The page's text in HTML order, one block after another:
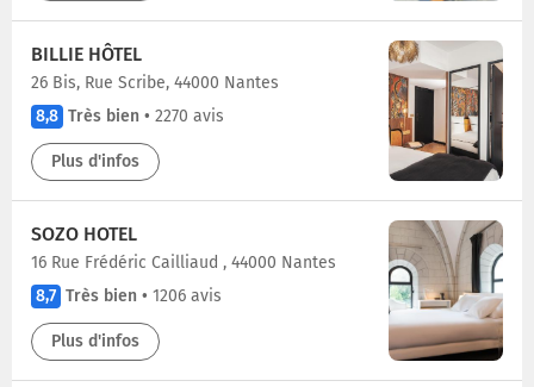
BILLIE HÔTEL
26 Bis, Rue Scribe, 44000 Nantes
8,8 Très bien • 2270 avis
Plus d'infos
SOZO HOTEL
16 Rue Frédéric Cailliaud , 44000 Nantes
8,7 Très bien • 1206 avis
Plus d'infos